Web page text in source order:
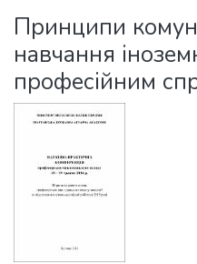
Statistics
Принципи
навчання
професійним